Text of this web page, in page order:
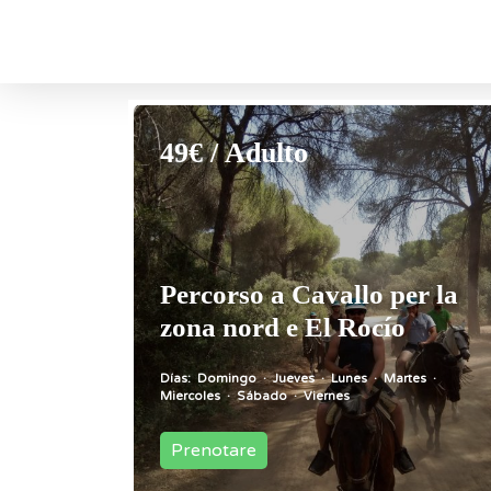
49€ / Adulto
Percorso a Cavallo per la
zona nord e El Rocío
Días: Domingo · Jueves · Lunes · Martes ·
Miercoles · Sábado · Viernes
Prenotare